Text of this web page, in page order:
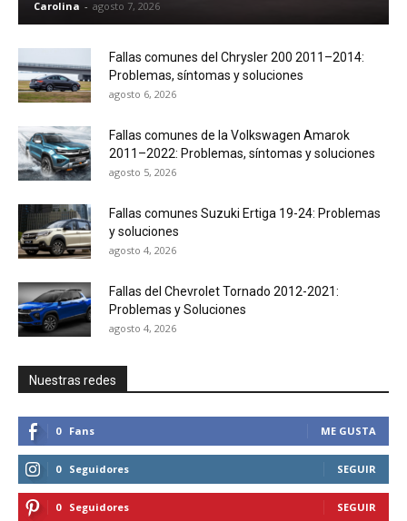
Carolina - agosto 7, 2026
Fallas comunes del Chrysler 200 2011–2014:
Problemas, síntomas y soluciones
agosto 6, 2026
Fallas comunes de la Volkswagen Amarok
2011–2022: Problemas, síntomas y soluciones
agosto 5, 2026
Fallas comunes Suzuki Ertiga 19-24: Problemas
y soluciones
agosto 4, 2026
Fallas del Chevrolet Tornado 2012-2021:
Problemas y Soluciones
agosto 4, 2026
Nuestras redes
0 Fans ME GUSTA
0 Seguidores SEGUIR
0 Seguidores SEGUIR